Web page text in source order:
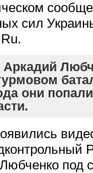
сил
Аркадий
они
под